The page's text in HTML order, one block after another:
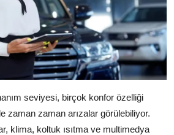
seviyesi, birçok konfor özelliği
zaman zaman arızalar görülebiliyor.
klima, koltuk ısıtma ve multimedya